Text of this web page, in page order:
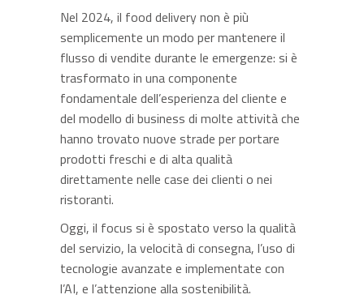
Nel 2024, il food delivery non è più
semplicemente un modo per mantenere il
flusso di vendite durante le emergenze: si è
trasformato in una componente
fondamentale dell’esperienza del cliente e
del modello di business di molte attività che
hanno trovato nuove strade per portare
prodotti freschi e di alta qualità
direttamente nelle case dei clienti o nei
ristoranti.
Oggi, il focus si è spostato verso la qualità
del servizio, la velocità di consegna, l’uso di
tecnologie avanzate e implementate con
l’AI, e l’attenzione alla sostenibilità.